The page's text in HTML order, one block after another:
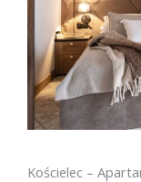
Kościelec –